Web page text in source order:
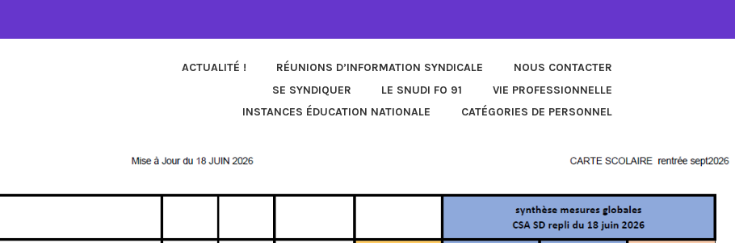
ACTUALITÉ ! RÉUNIONS D’INFORMATION SYNDICALE
NOUS CONTACTER
SE SYNDIQUER
LE SNUDI FO 91
VIE PROFESSIONNELLE
INSTANCES ÉDUCATION NATIONALE
CATÉGORIES DE PERSONNEL